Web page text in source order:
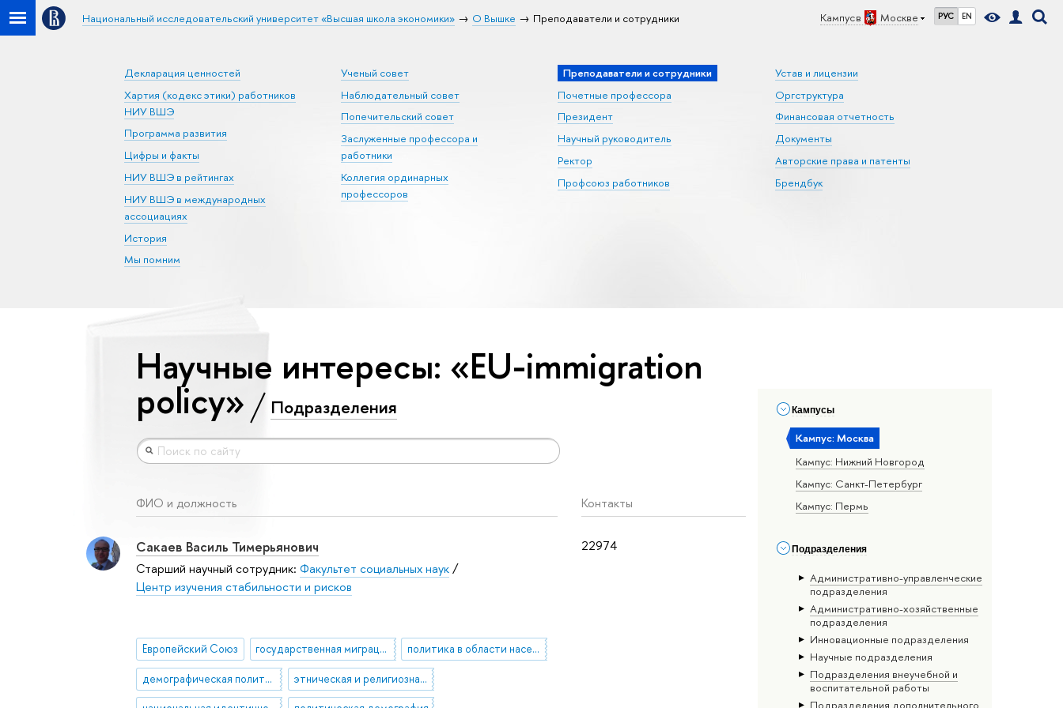
Кампус в Москве РУС EN
Национальный исследовательский университет «Высшая школа экономики» О Вышке Преподаватели и сотрудники
Декларация ценностей
Хартия (кодекс этики) работников
НИУ ВШЭ
Программа развития
Цифры и факты
НИУ ВШЭ в рейтингах
НИУ ВШЭ в международных
ассоциациях
История
Мы помним
Ученый совет
Наблюдательный совет
Попечительский совет
Заслуженные профессора и
работники
Коллегия ординарных
профессоров
Преподаватели и сотрудники
Почетные профессора
Президент
Научный руководитель
Ректор
Профсоюз работников
Устав и лицензии
Оргструктура
Финансовая отчетность
Документы
Авторские права и патенты
Брендбук
Кампусы
Кампус: Москва
Кампус: Нижний Новгород
Кампус: Санкт-Петербург
Кампус: Пермь
Подразделения
Административно-управленческие
подразделения
Административно-хозяйственные
подразделения
Инновационные подразделения
Научные подразделения
Подразделения внеучебной и
воспитательной работы
Подразделения дополнительного
Научные интересы: «EU-immigration
policy» Подразделения
ФИО и должность Контакты
22974
Сакаев Василь Тимерьянович
Старший научный сотрудник: Факультет социальных наук/
Центр изучения стабильности и рисков
Европейский Союз государственная миграционная политика политика в области населения
демографическая политика этническая и религиозная идентичность